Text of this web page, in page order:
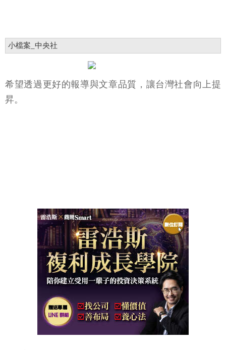
小檔案_中央社
希望透過更好的報導與文章品質，讓台灣社會向上提
昇。